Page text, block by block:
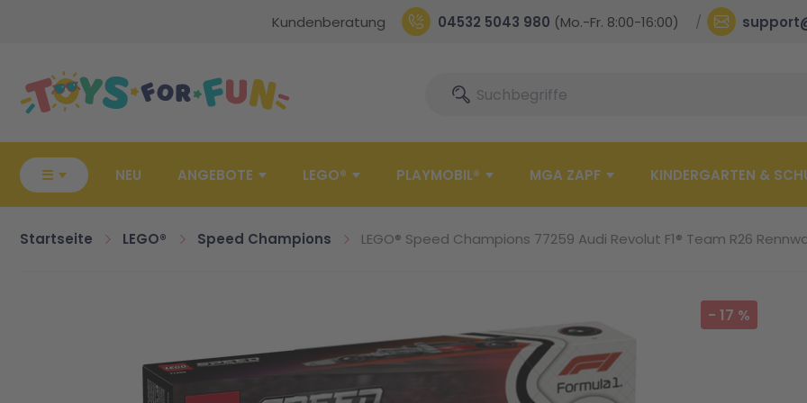
Kundenberatung 04532 5043 980 (Mo.-Fr. 8:00-16:00)
SucheSuche
☰ NEU ANGEBOTE LEGO® PLAYMOBIL® MGA ZAPF KINDERGARTEN &
Startseite LEGO® Speed Champions LEGO® Speed Champions 77259 Audi Revolut F1® Team R26
- 17 %